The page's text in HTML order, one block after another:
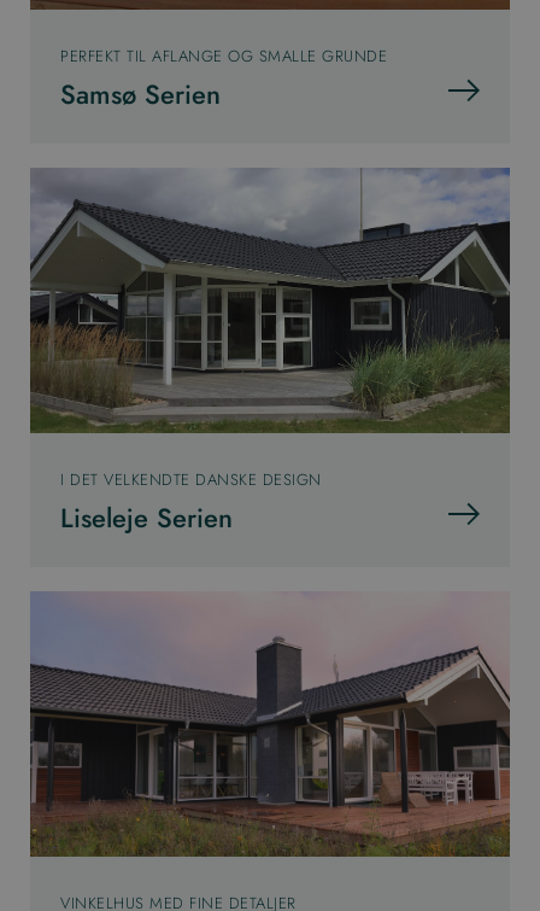
PERFEKT TIL AFLANGE OG SMALLE GRUNDE
Samsø Serien
I DET VELKENDTE DANSKE DESIGN
Liseleje Serien
VINKELHUS MED FINE DETALJER